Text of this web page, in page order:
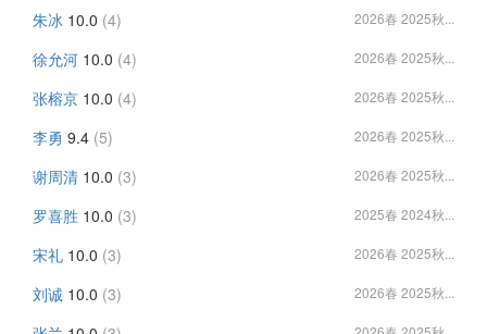
朱冰 10.0 (4) 2026春 2025秋...
徐允河 10.0 (4) 2026春 2025秋...
张榕京 10.0 (4) 2026春 2025秋...
李勇 9.4 (5) 2026春 2025秋...
谢周清 10.0 (3) 2026春 2025秋...
罗喜胜 10.0 (3) 2025春 2024秋...
宋礼 10.0 (3) 2026春 2025秋...
刘诚 10.0 (3) 2026春 2025秋...